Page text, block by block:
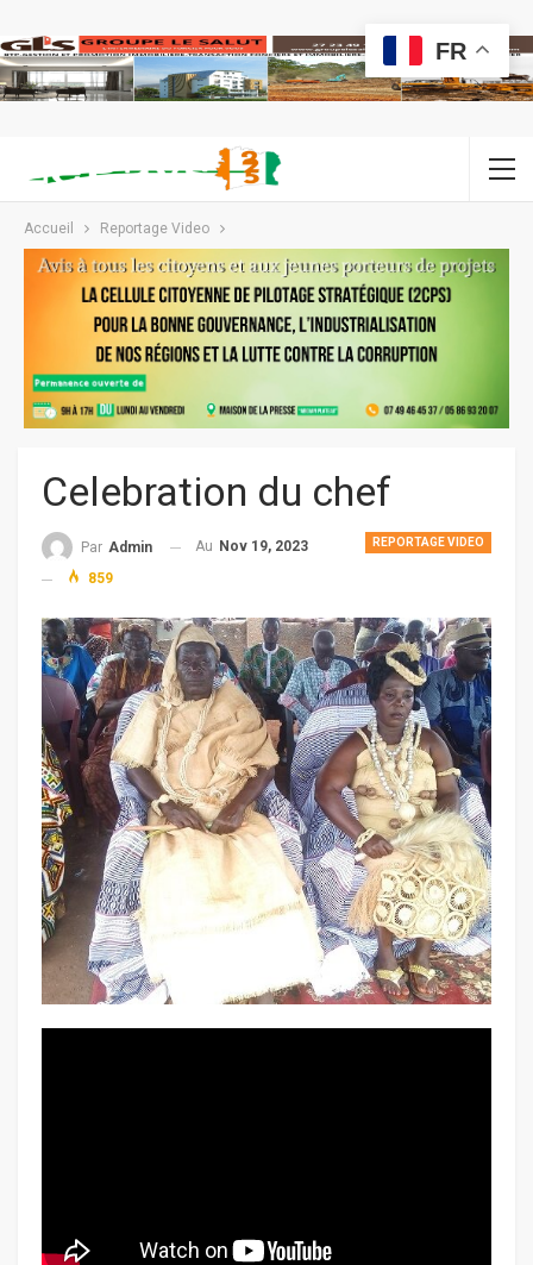
Accueil Reportage Video
Celebration du chef
REPORTAGE VIDEO
Par Admin Au Nov 19, 2023
859
FR